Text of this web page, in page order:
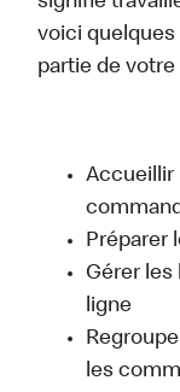
voici
partie de votre
Accueillir
Préparer
Gérer
ligne
les